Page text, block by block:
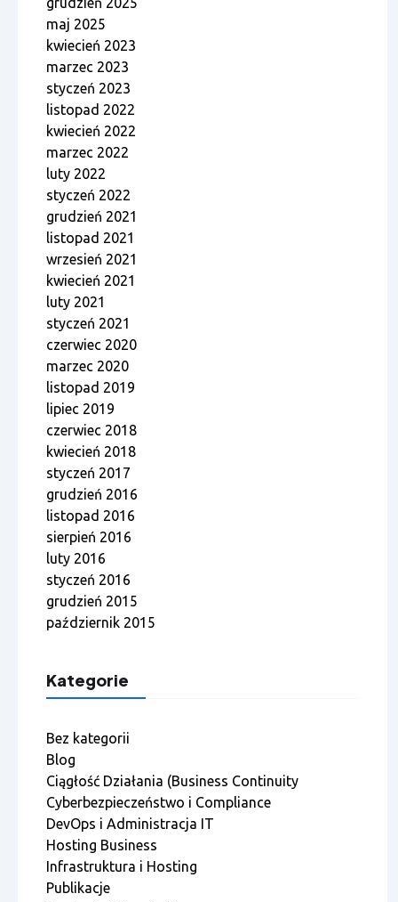
maj 2025
kwiecień 2023
marzec 2023
styczeń 2023
listopad 2022
kwiecień 2022
marzec 2022
luty 2022
styczeń 2022
grudzień 2021
listopad 2021
wrzesień 2021
kwiecień 2021
luty 2021
styczeń 2021
czerwiec 2020
marzec 2020
listopad 2019
lipiec 2019
czerwiec 2018
kwiecień 2018
styczeń 2017
grudzień 2016
listopad 2016
sierpień 2016
luty 2016
styczeń 2016
grudzień 2015
październik 2015
Kategorie
Bez kategorii
Blog
Ciągłość Działania (Business Continuity
Cyberbezpieczeństwo i Compliance
DevOps i Administracja IT
Hosting Business
Infrastruktura i Hosting
Publikacje